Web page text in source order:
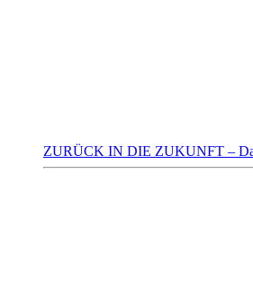
ZURÜCK IN DIE ZUKUNFT –